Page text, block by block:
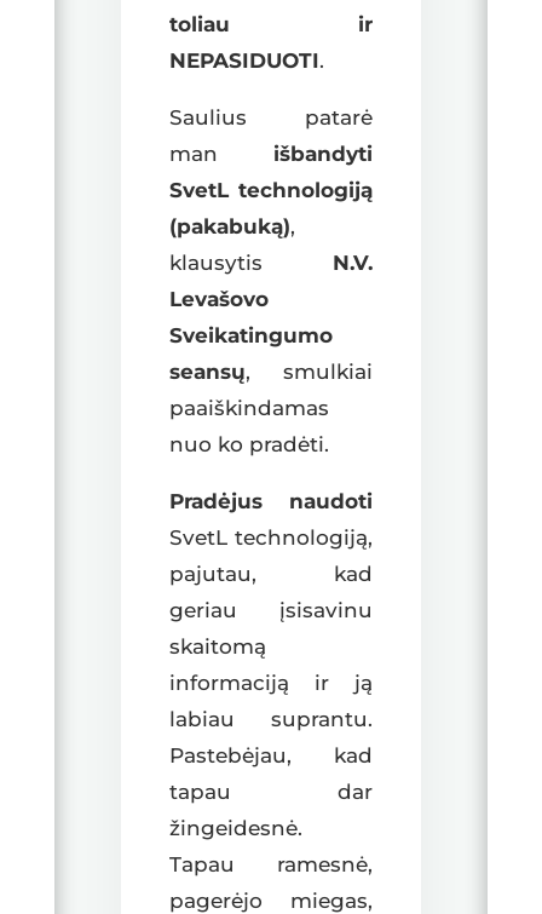
toliau ir
NEPASIDUOTI.
Saulius patarė
man išbandyti
SvetL technologiją
(pakabuką),
klausytis N.V.
Levašovo
Sveikatingumo
seansų, smulkiai
paaiškindamas
nuo ko pradėti.
Pradėjus naudoti
SvetL technologiją,
pajutau, kad
geriau įsisavinu
skaitomą
informaciją ir ją
labiau suprantu.
Pastebėjau, kad
tapau dar
žingeidesnė.
Tapau ramesnė,
pagerėjo miegas,